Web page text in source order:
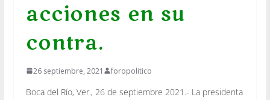
acciones en su
contra.
26 septiembre, 2021 foropolitico
Boca del Río, Ver., 26 de septiembre 2021.- La presidenta